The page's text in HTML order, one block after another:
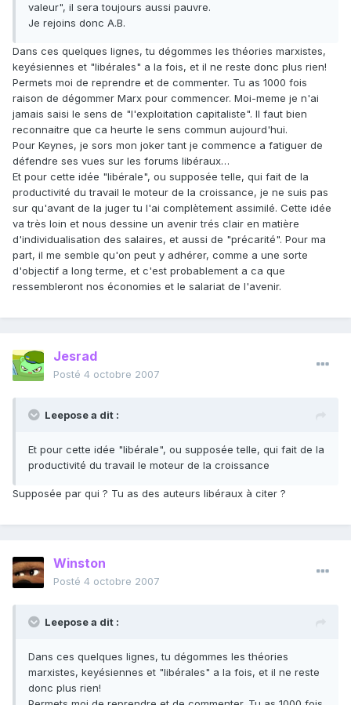
valeur", il sera toujours aussi pauvre.
Je rejoins donc A.B.
Dans ces quelques lignes, tu dégommes les théories marxistes,
keyésiennes et "libérales" a la fois, et il ne reste donc plus rien!
Permets moi de reprendre et de commenter. Tu as 1000 fois
raison de dégommer Marx pour commencer. Moi-meme je n'ai
jamais saisi le sens de "l'exploitation capitaliste". Il faut bien
reconnaitre que ca heurte le sens commun aujourd'hui.
Pour Keynes, je sors mon joker tant je commence a fatiguer de
défendre ses vues sur les forums libéraux…
Et pour cette idée "libérale", ou supposée telle, qui fait de la
productivité du travail le moteur de la croissance, je ne suis pas
sur qu'avant de la juger tu l'ai complètement assimilé. Cette idée
va très loin et nous dessine un avenir trés clair en matière
d'individualisation des salaires, et aussi de "précarité". Pour ma
part, il me semble qu'on peut y adhérer, comme a une sorte
d'objectif a long terme, et c'est probablement a ca que
ressembleront nos économies et le salariat de l'avenir.
Jesrad
Posté 4 octobre 2007
Leepose a dit :
Et pour cette idée "libérale", ou supposée telle, qui fait de la
productivité du travail le moteur de la croissance
Supposée par qui ? Tu as des auteurs libéraux à citer ?
Winston
Posté 4 octobre 2007
Leepose a dit :
Dans ces quelques lignes, tu dégommes les théories
marxistes, keyésiennes et "libérales" a la fois, et il ne reste
donc plus rien!